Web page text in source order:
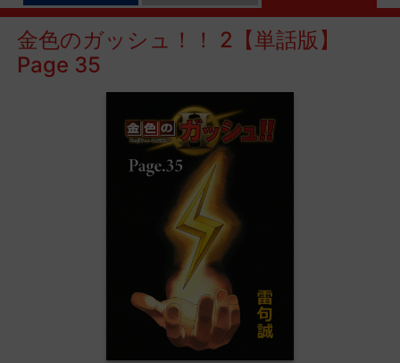
金色のガッシュ！！ 2【単話版】
Page 35